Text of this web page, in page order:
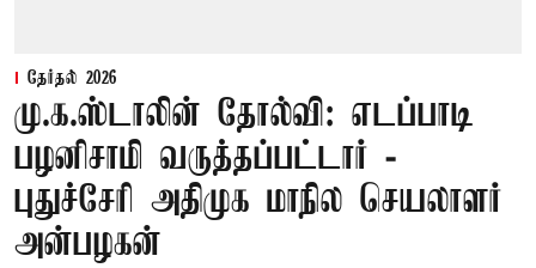
தேர்தல் 2026
மு.க.ஸ்டாலின் தோல்வி: எடப்பாடி
பழனிசாமி வருத்தப்பட்டார் -
புதுச்சேரி அதிமுக மாநில செயலாளர்
அன்பழகன்